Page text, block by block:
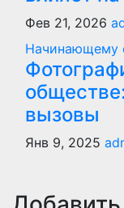
Фев 21, 2026
Начинающему
вызовы
Янв 9, 2025